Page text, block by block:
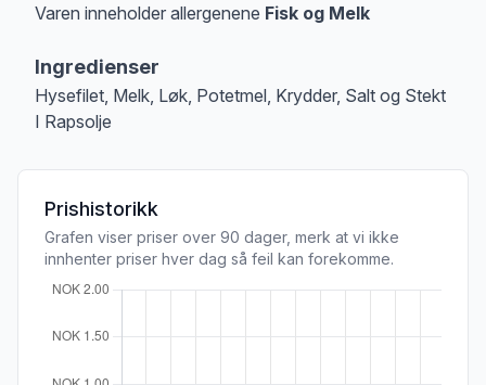
Varen inneholder allergenene Fisk og Melk
Ingredienser
Hysefilet, Melk, Løk, Potetmel, Krydder, Salt og Stekt
I Rapsolje
Prishistorikk
Grafen viser priser over 90 dager, merk at vi ikke
innhenter priser hver dag så feil kan forekomme.